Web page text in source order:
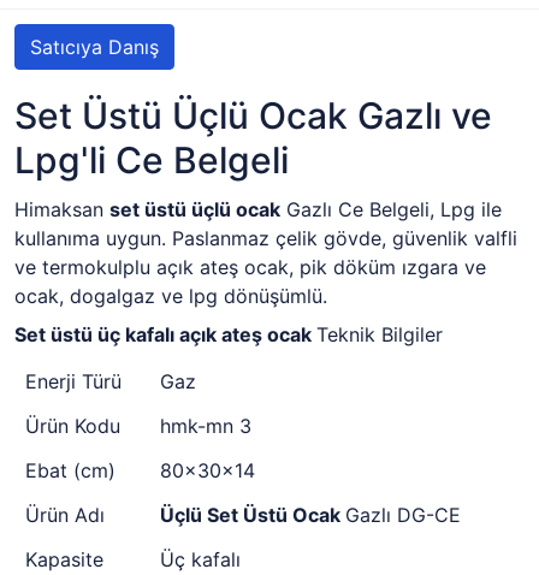
Satıcıya Danış
Set Üstü Üçlü Ocak Gazlı ve
Lpg'li Ce Belgeli
Himaksan set üstü üçlü ocak Gazlı Ce Belgeli, Lpg ile
kullanıma uygun. Paslanmaz çelik gövde, güvenlik valfli
ve termokulplu açık ateş ocak, pik döküm ızgara ve
ocak, dogalgaz ve lpg dönüşümlü.
Set üstü üç kafalı açık ateş ocak Teknik Bilgiler
Enerji Türü
Gaz
Ürün Kodu
hmk-mn 3
Ebat (cm)
80x30x14
Ürün Adı
Üçlü Set Üstü Ocak Gazlı DG-CE
Kapasite
Üç kafalı